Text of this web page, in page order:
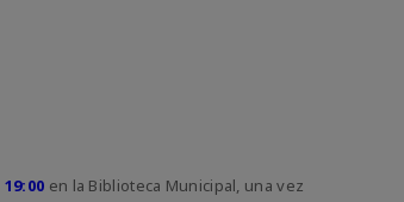
19:00 en la Biblioteca Municipal, una vez